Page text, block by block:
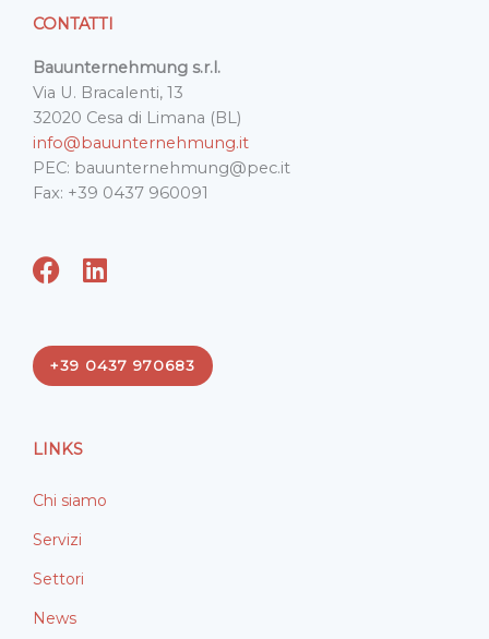
CONTATTI
Bauunternehmung s.r.l.
Via U. Bracalenti, 13
32020 Cesa di Limana (BL)
info@bauunternehmung.it
PEC: bauunternehmung@pec.it
Fax: +39 0437 960091
F
e
b
k
L
k
e
+39 0437 970683
LINKS
Chi siamo
Servizi
Settori
News